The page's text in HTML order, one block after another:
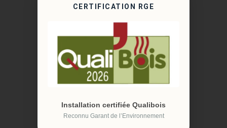
CERTIFICATION RGE
Installation certifiée Qualibois
Reconnu Garant de l’Environnement